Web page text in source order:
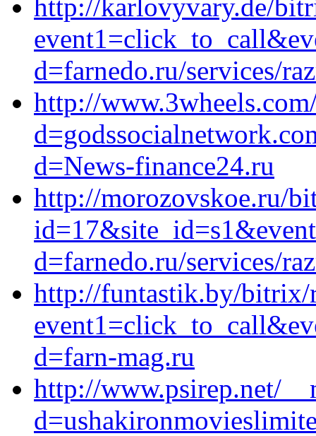
http://karlovyvary.de/
d=farnedo.ru/services/
http://
d=News-finance24.ru
http://morozovskoe.ru/
d=farnedo.ru/services/
http://funtastik.by/bitrix/
d=farn-mag.ru
http://www.psirep.net/